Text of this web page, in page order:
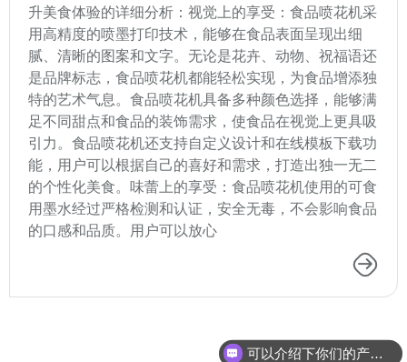
升美食体验的详细分析：视觉上的享受：食品喷花机采
用高精度的喷墨打印技术，能够在食品表面呈现出细
腻、清晰的图案和文字。无论是花卉、动物、祝福语还
是品牌标志，食品喷花机都能轻松实现，为食品增添独
特的艺术气息。食品喷花机具备多种颜色选择，能够满
足不同甜点和食品的装饰需求，使食品在视觉上更具吸
引力。食品喷花机还支持自定义设计和在线模板下载功
能，用户可以根据自己的喜好和需求，打造出独一无二
的个性化美食。味蕾上的享受：食品喷花机使用的可食
用墨水经过严格检测和认证，安全无毒，不会影响食品
的口感和品质。用户可以放心
可以介绍下你们的产品么